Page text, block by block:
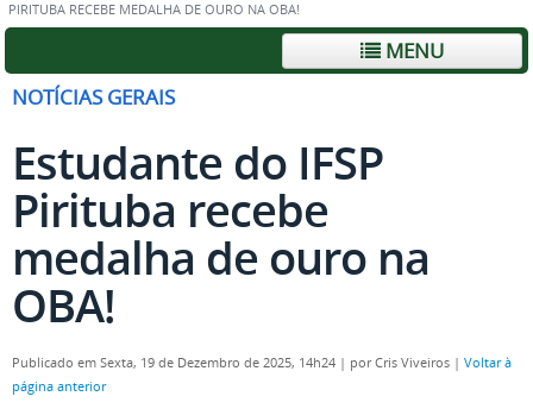
PIRITUBA RECEBE MEDALHA DE OURO NA OBA!
MENU
NOTÍCIAS GERAIS
Estudante do IFSP
Pirituba recebe
medalha de ouro na
OBA!
Publicado em Sexta, 19 de Dezembro de 2025, 14h24 | por Cris Viveiros | Voltar à
página anterior